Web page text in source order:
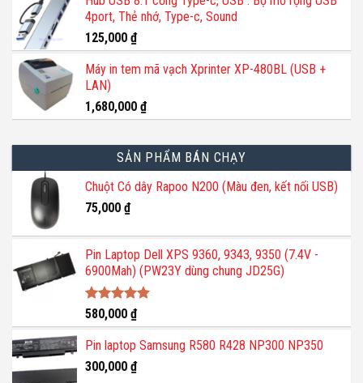
1,200,000 ₫.
là:
4port, Thẻ nhớ, Type-c, Sound
125,000 ₫
Máy in tem mã vạch Xprinter XP-480BL (USB +
LAN)
1,680,000 ₫
SẢN PHẨM BÁN CHẠY
Chuột Có dây Rapoo N200 (Màu đen, kết nối USB)
75,000 ₫
Pin Laptop Dell XPS 9360, 9343, 9350 (7.4V -
6900Mah) (PW23Y dùng chung JD25G)
Được xếp
hạng5.00
5 sao
580,000 ₫
Pin laptop Samsung R580 R428 NP300 NP350
300,000 ₫